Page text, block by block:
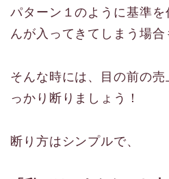
パターン１のように基準を
んが入ってきてしまう場合
そんな時には、目の前の
っかり断りましょう！
断り方はシンプルで、